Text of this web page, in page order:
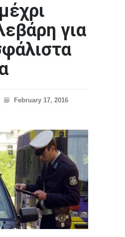
για
February 17, 2016